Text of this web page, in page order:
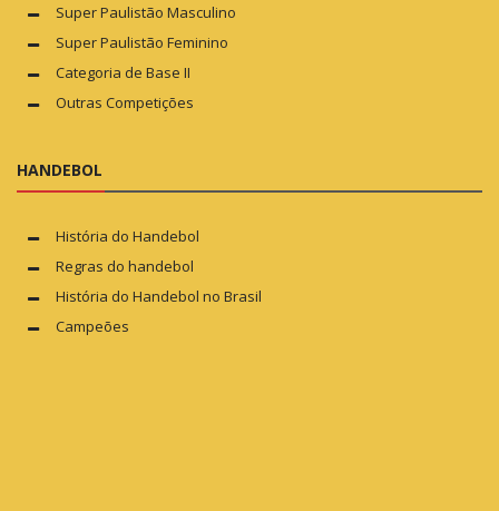
Super Paulistão Masculino
Super Paulistão Feminino
Categoria de Base II
Outras Competições
HANDEBOL
História do Handebol
Regras do handebol
História do Handebol no Brasil
Campeões